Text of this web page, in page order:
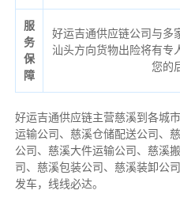
服
务
保
障
好运吉通供应链公司与多
汕头方向货物出险将有专
您的
好运吉通供应链主营慈溪到各城
运输公司、慈溪仓储配送公司、
公司、慈溪大件运输公司、慈溪
司、慈溪包装公司、慈溪装卸公
发车，线线必达。